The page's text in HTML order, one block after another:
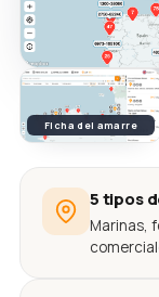
Ficha del amarre
5 tipos
Marinas,